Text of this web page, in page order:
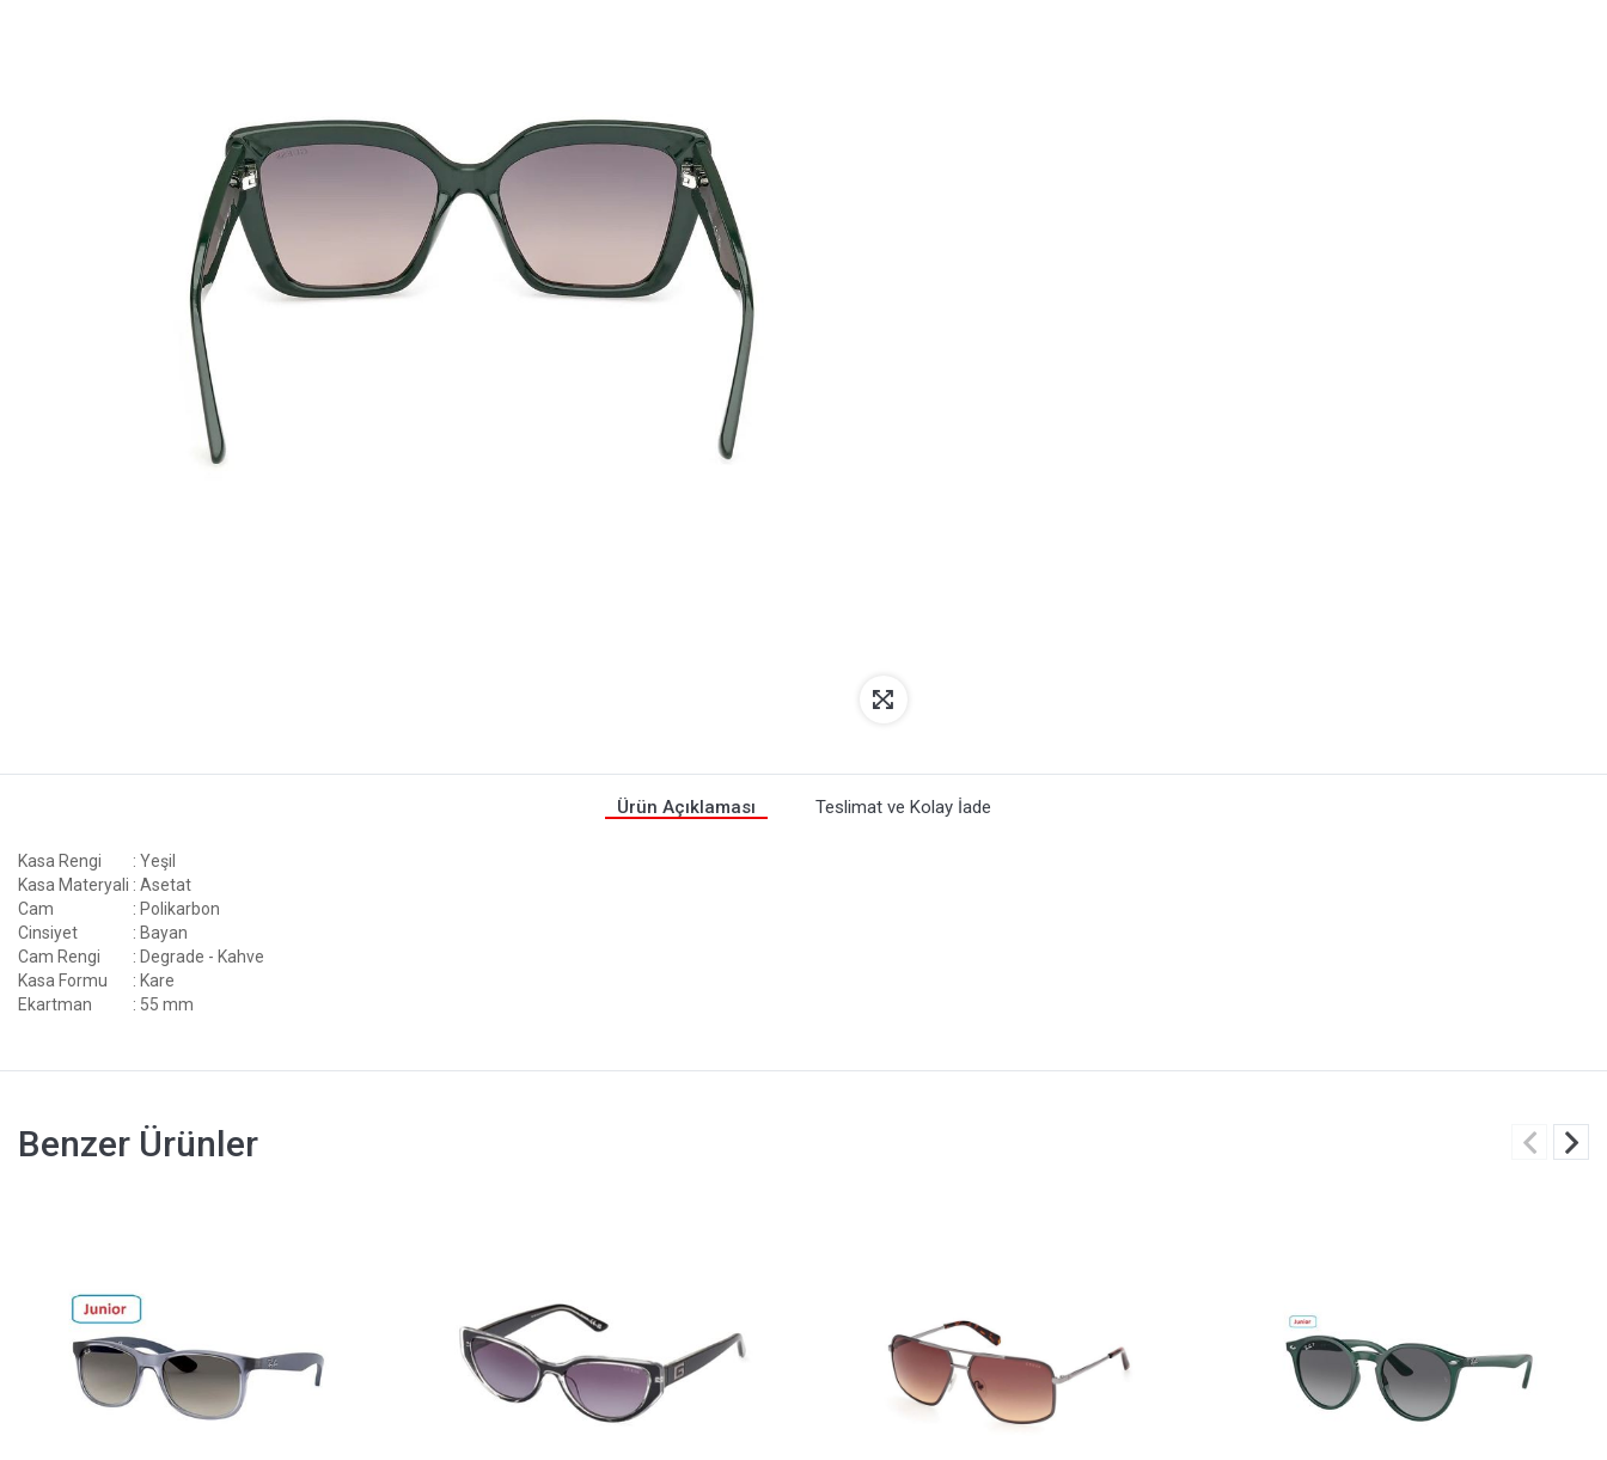
Ürün Açıklaması Teslimat ve Kolay İade
Kasa Rengi
: Yeşil
Kasa Materyali : Asetat
Cam
: Polikarbon
Cinsiyet
: Bayan
Cam Rengi
: Degrade - Kahve
Kasa Formu
: Kare
Ekartman
: 55 mm
Benzer Ürünler